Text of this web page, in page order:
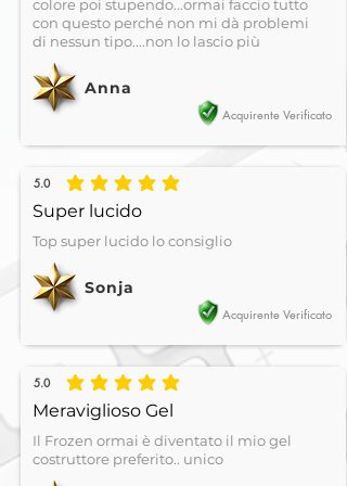
colore poi stupendo...ormai faccio tutto
con questo perché non mi dà problemi
di nessun tipo....non lo lascio più
Anna
Acquirente Verificato
5.0
la valutazione media è 5 su 5
Super lucido
Top super lucido lo consiglio
Sonja
Acquirente Verificato
5.0
la valutazione media è 5 su 5
Meraviglioso Gel
Il Frozen ormai è diventato il mio gel
costruttore preferito.. unico